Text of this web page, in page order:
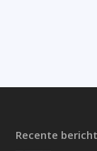
Recente